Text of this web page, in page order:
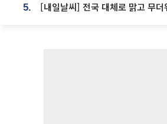
5. [내일날씨] 전국 대체로 맑고 무